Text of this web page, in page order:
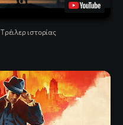
Τρέιλερ ιστορίας